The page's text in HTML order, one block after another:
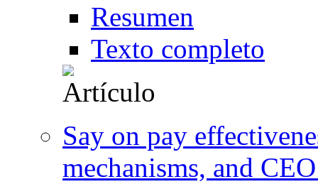
Resumen
Texto completo
Say on pay
mechanisms, and